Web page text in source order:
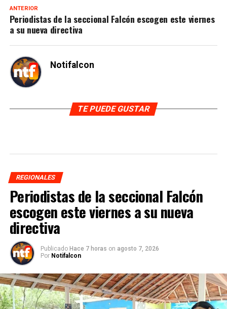
ANTERIOR
Periodistas de la seccional Falcón escogen este viernes
a su nueva directiva
Notifalcon
TE PUEDE GUSTAR
REGIONALES
Periodistas de la seccional Falcón
escogen este viernes a su nueva
directiva
Publicado Hace 7 horas on agosto 7, 2026
Por Notifalcon